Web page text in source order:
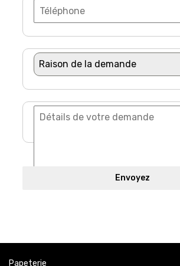
Raison de la demande
Envoyez
Papeterie